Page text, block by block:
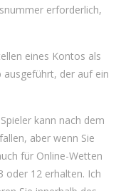
erforderlich,
eines Kontos als
ausgeführt, der auf ein
kann nach dem
aber wenn Sie
für Online-Wetten
oder 12 erhalten. Ich